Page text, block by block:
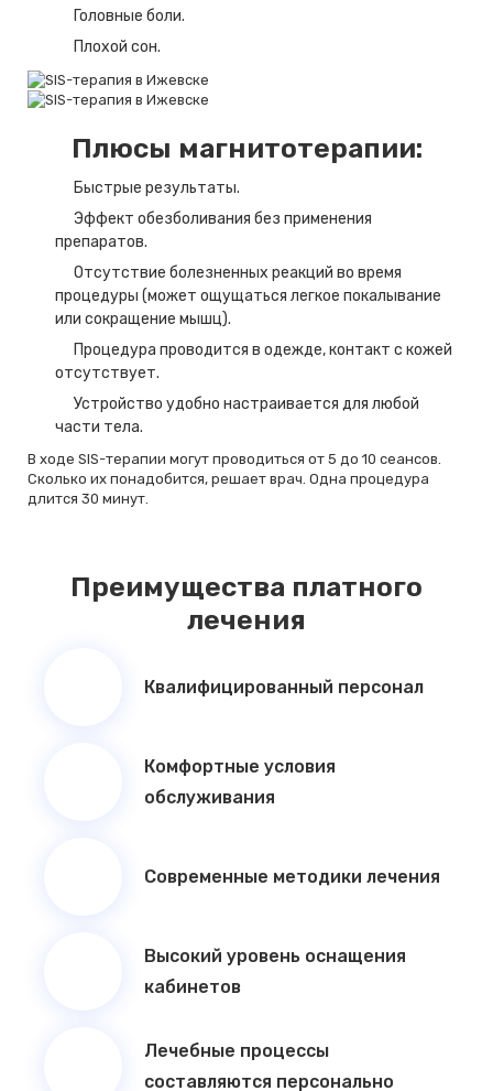
Головные боли.
Плохой сон.
Плюсы магнитотерапии:
Быстрые результаты.
Эффект обезболивания без применения
препаратов.
Отсутствие болезненных реакций во время
процедуры (может ощущаться легкое покалывание
или сокращение мышц).
Процедура проводится в одежде, контакт с кожей
отсутствует.
Устройство удобно настраивается для любой
части тела.
В ходе SIS-терапии могут проводиться от 5 до 10 сеансов.
Сколько их понадобится, решает врач. Одна процедура
длится 30 минут.
Преимущества платного
лечения
Квалифицированный персонал
Комфортные условия
обслуживания
Современные методики лечения
Высокий уровень оснащения
кабинетов
Лечебные процессы
составляются персонально